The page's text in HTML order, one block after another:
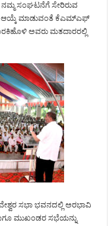
ಸಂಘಟನೆಗೆ ಸೇರಿರುವ
ಆಯ್ಕೆ ಮಾಡುವಂತೆ ಕೆಎಮ್‍ಎಫ್
ಅವರು ಮತದಾರರಲ್ಲಿ
ಸಭಾ ಭವನದಲ್ಲಿ ಅರಭಾವಿ
ಮುಖಂಡರ ಸಭೆಯನ್ನು